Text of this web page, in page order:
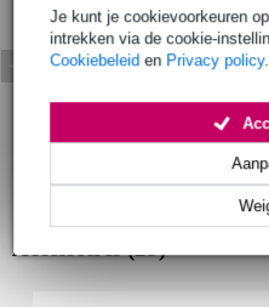
Je kunt je cookievoorkeuren
intrekken via de cookie-
Cookiebeleid en Privacy policy.
Accessoires (23)